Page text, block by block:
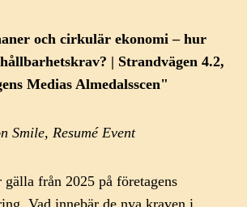
och cirkulär ekonomi – hur
| Strandvägen 4.2,
Medias Almedalsscen"
Smile, Resumé Event
från 2025 på företagens